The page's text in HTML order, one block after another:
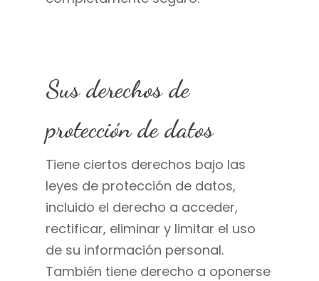
Sus derechos de
protección de datos
Tiene ciertos derechos bajo las
leyes de protección de datos,
incluido el derecho a acceder,
rectificar, eliminar y limitar el uso
de su información personal.
También tiene derecho a oponerse